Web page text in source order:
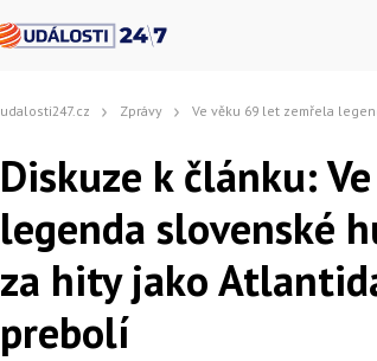
udalosti247.cz Zprávy Ve věku 69 let zemřela legenda slovenské hudební scény. Stojí za
Diskuze k článku:
legenda slovenské
za hity jako
prebolí